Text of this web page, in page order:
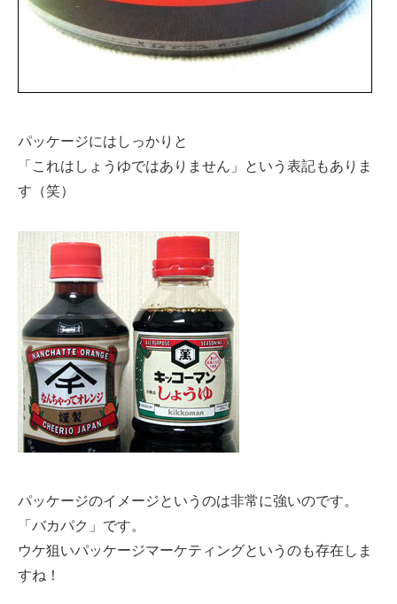
パッケージにはしっかりと
「これはしょうゆではありません」という表記もありま
す（笑）
パッケージのイメージというのは非常に強いのです。
「バカパク」です。
ウケ狙いパッケージマーケティングというのも存在しま
すね！